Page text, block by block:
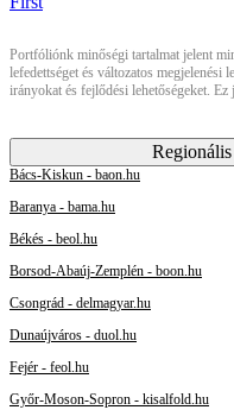
Portfóliónk minőségi tartalmat jelent
lefedettséget és változatos megjelenési
irányokat és fejlődési lehetőségeket. Ez
Bács-Kiskun - baon.hu
Baranya - bama.hu
Békés - beol.hu
Borsod-Abaúj-Zemplén - boon.hu
Csongrád - delmagyar.hu
Dunaújváros - duol.hu
Fejér - feol.hu
Győr-Moson-Sopron - kisalfold.hu